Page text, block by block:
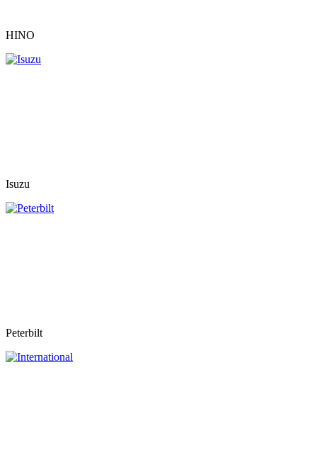
HINO
Isuzu
Peterbilt